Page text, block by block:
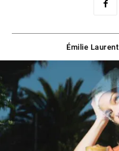
Émilie Laurent